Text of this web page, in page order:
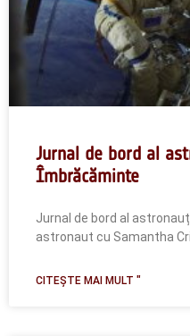
Jurnal de bord al
Îmbrăcăminte
Jurnal de bord al
astronaut cu Samantha
CITEȘTE MAI MULT "